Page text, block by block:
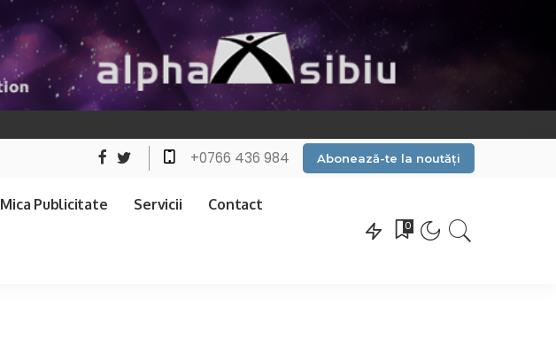
+0766 436 984 Abonează-te la noutăți
Mica Publicitate Servicii Contact
0